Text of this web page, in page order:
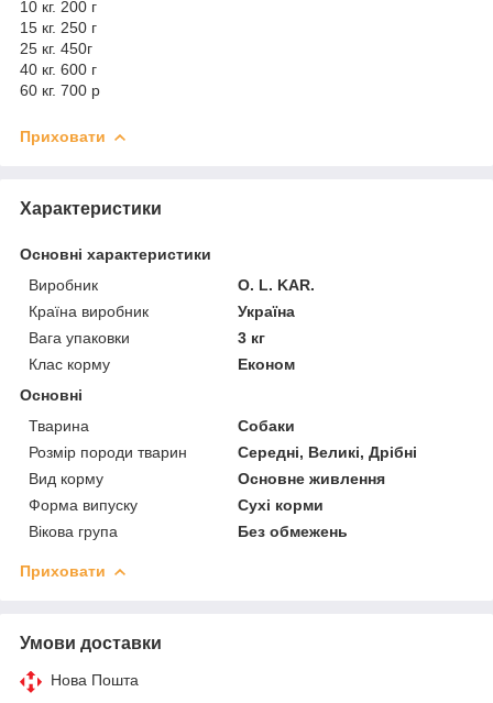
10 кг. 200 г
15 кг. 250 г
25 кг. 450г
40 кг. 600 г
60 кг. 700 р
Приховати
Характеристики
Основні характеристики
Виробник
O. L. KAR.
Країна виробник
Україна
Вага упаковки
3 кг
Клас корму
Економ
Основні
Тварина
Собаки
Розмір породи тварин
Середні, Великі, Дрібні
Вид корму
Основне живлення
Форма випуску
Сухі корми
Вікова група
Без обмежень
Приховати
Умови доставки
Нова Пошта